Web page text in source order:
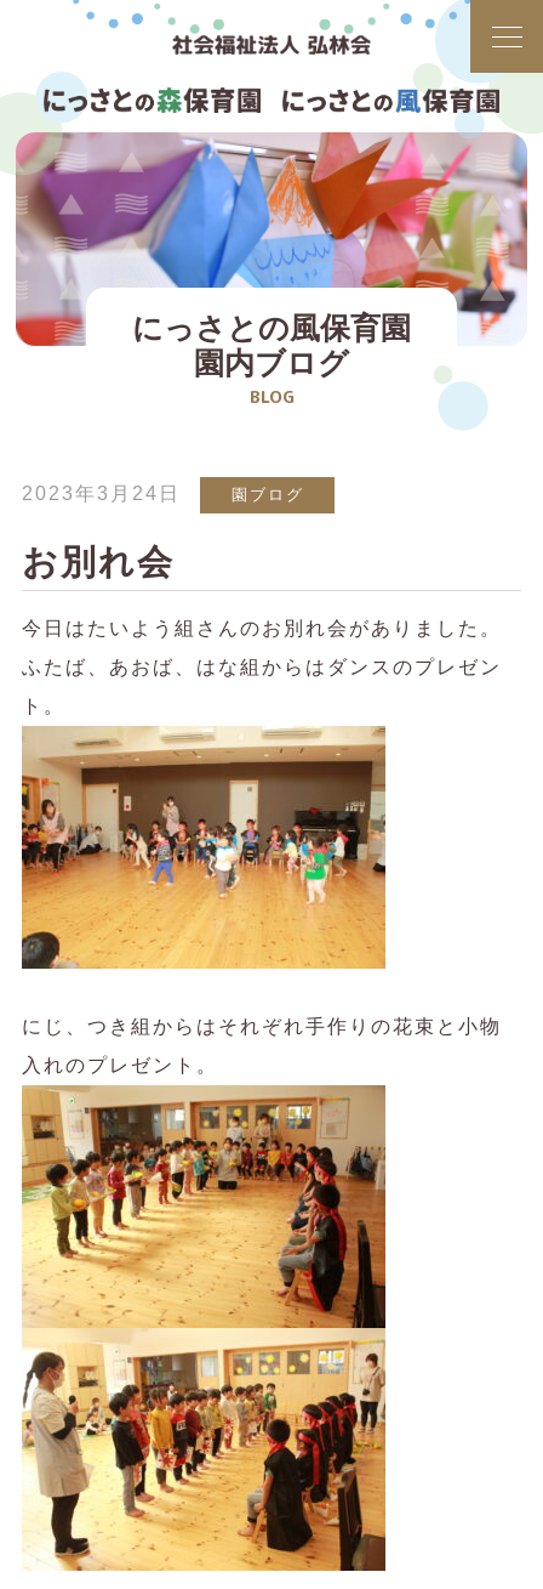
にっさとの風保育園
園内ブログ
BLOG
2023年3月24日 園ブログ
お別れ会
今日はたいよう組さんのお別れ会がありました。
ふたば、あおば、はな組からはダンスのプレゼン
ト。
にじ、つき組からはそれぞれ手作りの花束と小物
入れのプレゼント。